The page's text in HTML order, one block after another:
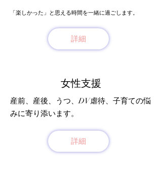
「楽しかった」と思える時間を一緒に過ごします。
詳細
女性支援
産前、産後、うつ、DV虐待、子育ての悩
みに寄り添います。
詳細